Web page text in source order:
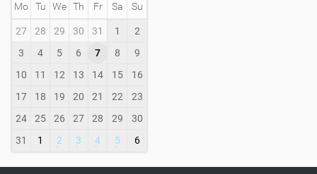
m
Mo Tu We Th Fr Sa Su
27 28 29 30 31 1
2
3
4 5 6 7 8
9
10
11 12 13 14 15
16
17
18 19 20 21 22
23
24
25 26 27 28 29
30
31
1 2 3 4 5 6